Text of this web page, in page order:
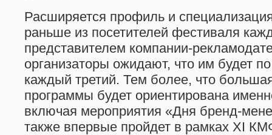
Расширяется профиль и
раньше из посетителей фестиваля
представителем компании-
организаторы ожидают, что им будет
каждый третий. Тем более, что
программы будет ориентирована
включая мероприятия «Дня бренд-
также впервые пройдет в рамках XI